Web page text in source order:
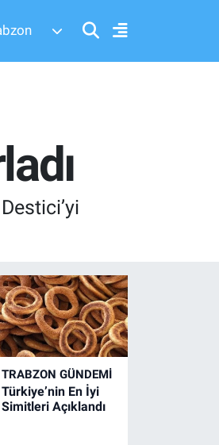
TRABZON GÜNDEMİ
Türkiye’nin En İyi
Simitleri Açıklandı